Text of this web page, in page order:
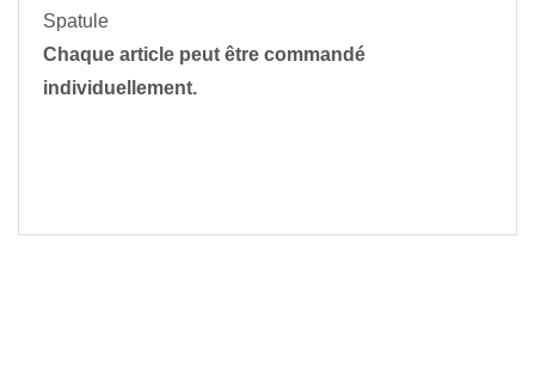
Spatule
Chaque article peut être commandé
individuellement.